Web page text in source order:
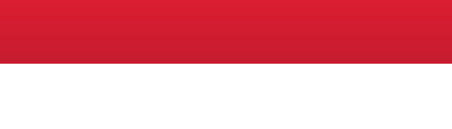
Locataire-propriétaire